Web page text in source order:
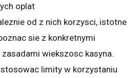
oplat
od z nich korzysci, istotne
sie z konkretnymi
wiekszosc kasyna.
limity w korzystaniu